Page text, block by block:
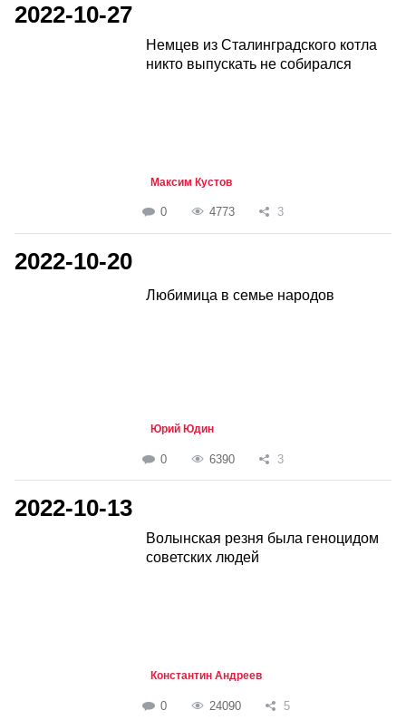
2022-10-27
Немцев из Сталинградского котла
никто выпускать не собирался
Максим Кустов
0 4773 3
2022-10-20
Любимица в семье народов
Юрий Юдин
0 6390 3
2022-10-13
Волынская резня была геноцидом
советских людей
Константин Андреев
0 24090 5